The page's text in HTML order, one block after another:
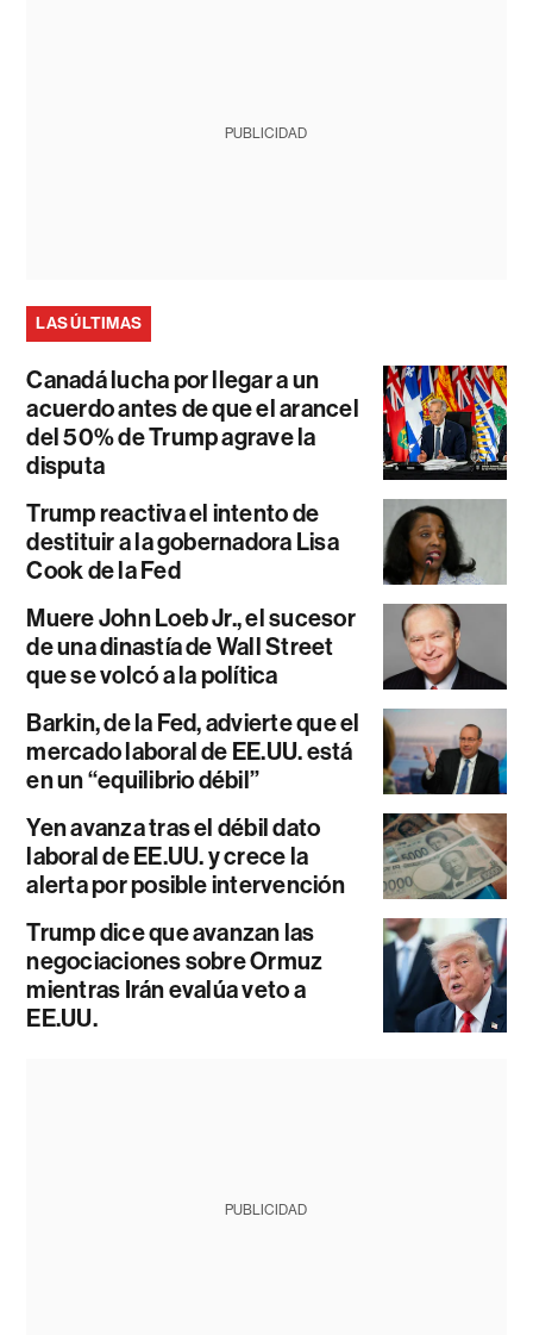
PUBLICIDAD
LAS ÚLTIMAS
Canadá lucha por llegar a un
acuerdo antes de que el arancel
del 50% de Trump agrave la
disputa
Trump reactiva el intento de
destituir a la gobernadora Lisa
Cook de la Fed
Muere John Loeb Jr., el sucesor
de una dinastía de Wall Street
que se volcó a la política
Barkin, de la Fed, advierte que el
mercado laboral de EE.UU. está
en un “equilibrio débil”
Yen avanza tras el débil dato
laboral de EE.UU. y crece la
alerta por posible intervención
Trump dice que avanzan las
negociaciones sobre Ormuz
mientras Irán evalúa veto a
EE.UU.
PUBLICIDAD